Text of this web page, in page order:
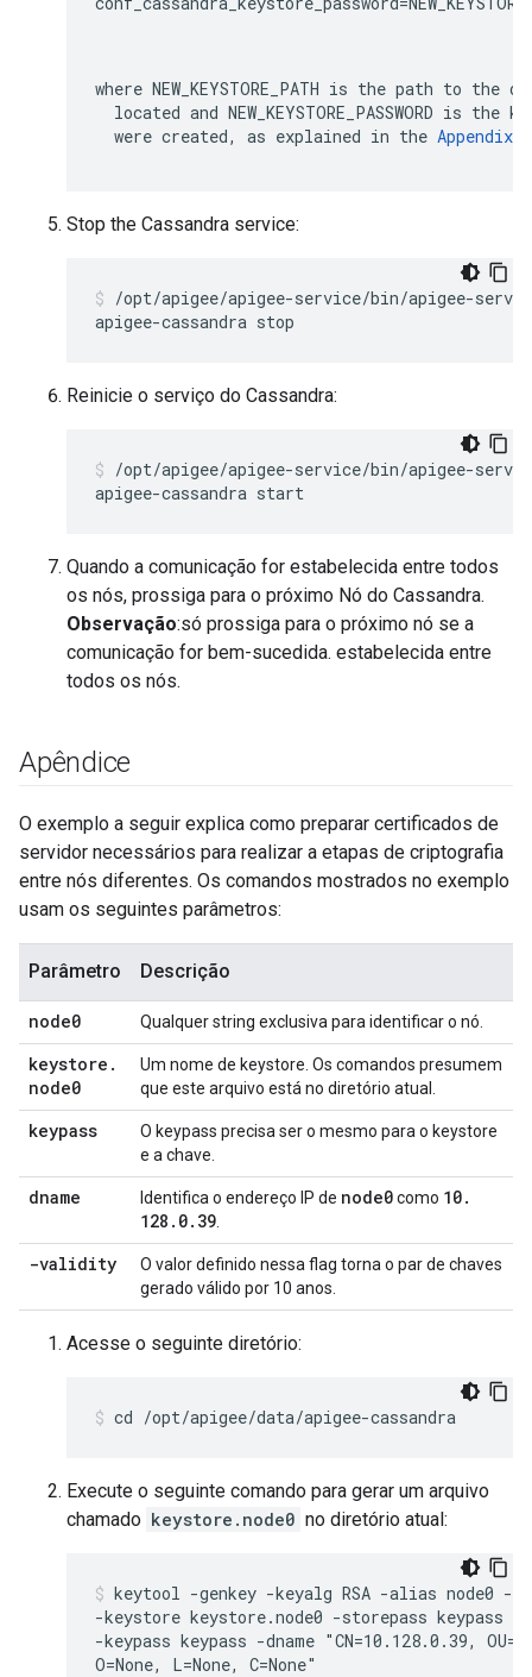
where NEW_KEYSTORE_PATH is the path to the
  located and
NEW_KEYSTORE_PASSWORD is the
  were created, as explained in the
Appendix
Stop the Cassandra service:
/opt/apigee/apigee-service/bin/apigee-
apigee-cassandra stop
Reinicie o serviço do Cassandra:
/opt/apigee/apigee-service/bin/apigee-
apigee-cassandra start
Quando a comunicação for estabelecida entre todos
os nós, prossiga para o próximo Nó do Cassandra.
Observação:só prossiga para o próximo nó se a
comunicação for bem-sucedida. estabelecida entre
todos os nós.
Apêndice
O exemplo a seguir explica como preparar certificados de
servidor necessários para realizar a etapas de criptografia
entre nós diferentes. Os comandos mostrados no exemplo
usam os seguintes parâmetros:
Parâmetro Descrição
node0 Qualquer string exclusiva para identificar o nó.
keystore .
node0
Um nome de keystore. Os comandos presumem
que este arquivo está no diretório atual.
keypass
O keypass precisa ser o mesmo para o keystore
e a chave.
dname Identifica o endereço IP de node0como 10.
128 . 0. 39
-validity
O valor definido nessa flag torna o par de chaves
gerado válido por 10 anos.
Acesse o seguinte diretório:
cd /opt/apigee/data/apigee-cassandra
Execute o seguinte comando para gerar um arquivo
chamado keystore.node0 no diretório atual:
keytool -genkey -keyalg RSA -alias node0 -
-keystore keystore.node0 -storepass keypass \
-keypass keypass -dname "CN=10.128.0.39,
O=None, L=None, C=None"